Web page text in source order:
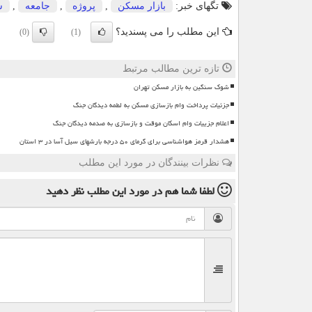
تگهای خبر: بازار مسكن پروژه جامعه
این مطلب را می پسندید؟ (1)
(0)
تازه ترین مطالب مرتبط
شوک سنگین به بازار مسکن تهران
جزئیات پرداخت وام بازسازی مسکن به لطمه دیدگان جنگ
اعلام جزییات وام اسکان موقت و بازسازی به صدمه دیدگان جنگ
هشدار قرمز هواشناسی برای گرمای ۵۰ درجه بارشهای سیل آسا در ۳ استان
نظرات بینندگان در مورد این مطلب
لطفا شما همدر مورد این مطلبنظر دهید